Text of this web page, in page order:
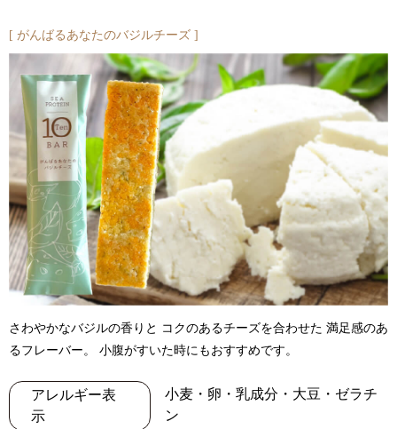
がんばるあなたのバジルチーズ
さわやかなバジルの香りと コクのあるチーズを合わせた 満足感のあ
るフレーバー。 小腹がすいた時にもおすすめです。
アレルギー表
示
小麦・卵・乳成分・大豆・ゼラチ
ン